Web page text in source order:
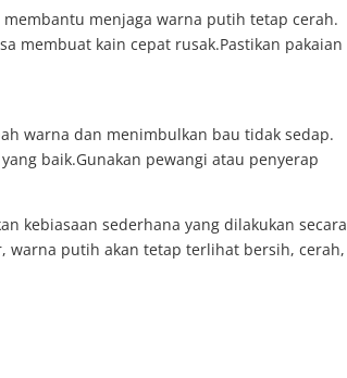
menjaga warna putih tetap cerah.
membuat kain cepat rusak.Pastikan pakaian
warna dan menimbulkan bau tidak sedap.
baik.Gunakan pewangi atau penyerap
kebiasaan sederhana yang dilakukan secara
warna putih akan tetap terlihat bersih, cerah,